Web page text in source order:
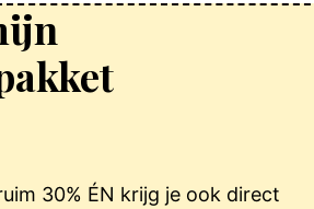
30% ÉN krijg je ook direct